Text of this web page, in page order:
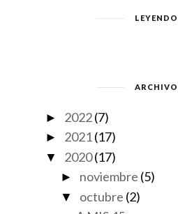
LEYENDO
ARCHIVO
► 2022(7)
► 2021(17)
▼ 2020(17)
► noviembre (5)
▼ octubre (2)